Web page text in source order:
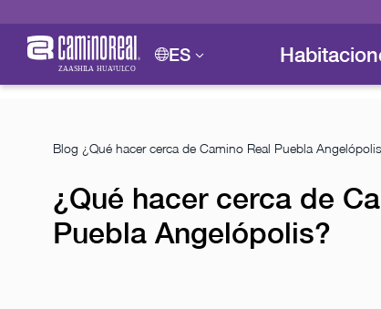
ES
Blog ¿Qué hacer cerca de Camino Real Puebla
¿Qué hacer cerca de
Puebla Angelópolis?